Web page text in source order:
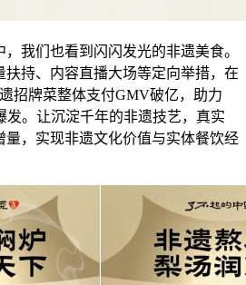
我们也看到闪闪发光的非遗美食。
持、内容直播大场等定向举措，在
招牌菜整体支付GMV破亿，助力
发。让沉淀千年的非遗技艺，真实
量，实现非遗文化价值与实体餐饮经